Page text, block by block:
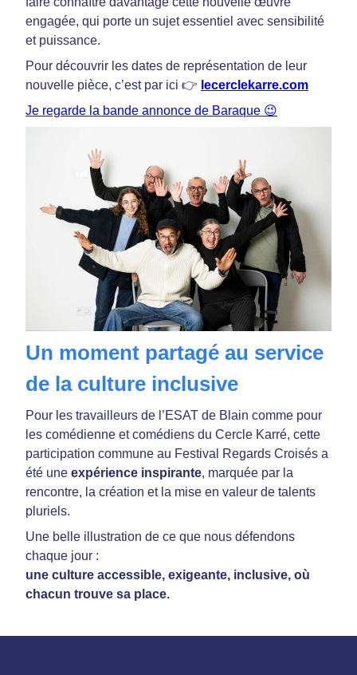
engagée, qui porte un sujet essentiel avec sensibilité
et puissance.
Pour découvrir les dates de représentation de leur
nouvelle pièce, c’est par ici 👉 ecerclekarre.com
Je regarde la bande annonce de Baraque 😉
Un moment partagé au service
de la culture inclusive
Pour les travailleurs de l’ESAT de Blain comme pour
les comédienne et comédiens du Cercle Karré, cette
participation commune au Festival Regards Croisés a
été une expérience inspirante, marquée par la
rencontre, la création et la mise en valeur de talents
pluriels.
Une belle illustration de ce que nous défendons
chaque jour :
une culture accessible, exigeante, inclusive, où
chacun trouve sa place.